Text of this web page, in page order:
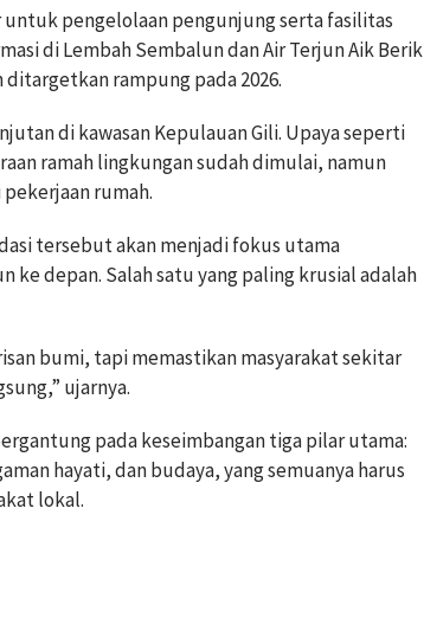
pengelolaan pengunjung serta fasilitas
di Lembah Sembalun dan Air Terjun Aik Berik
rampung pada 2026.
di kawasan Kepulauan Gili. Upaya seperti
ramah lingkungan sudah dimulai, namun
rumah.
tersebut akan menjadi fokus utama
ke depan. Salah satu yang paling krusial adalah
bumi, tapi memastikan masyarakat sekitar
ujarnya.
pada keseimbangan tiga pilar utama:
hayati, dan budaya, yang semuanya harus
lokal.